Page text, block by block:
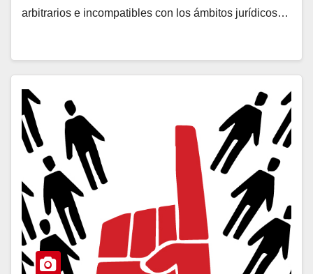
arbitrarios e incompatibles con los ámbitos jurídicos…